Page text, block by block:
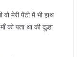
मेरी पेंटी में भी हाथ
को पता था की दूल्हा